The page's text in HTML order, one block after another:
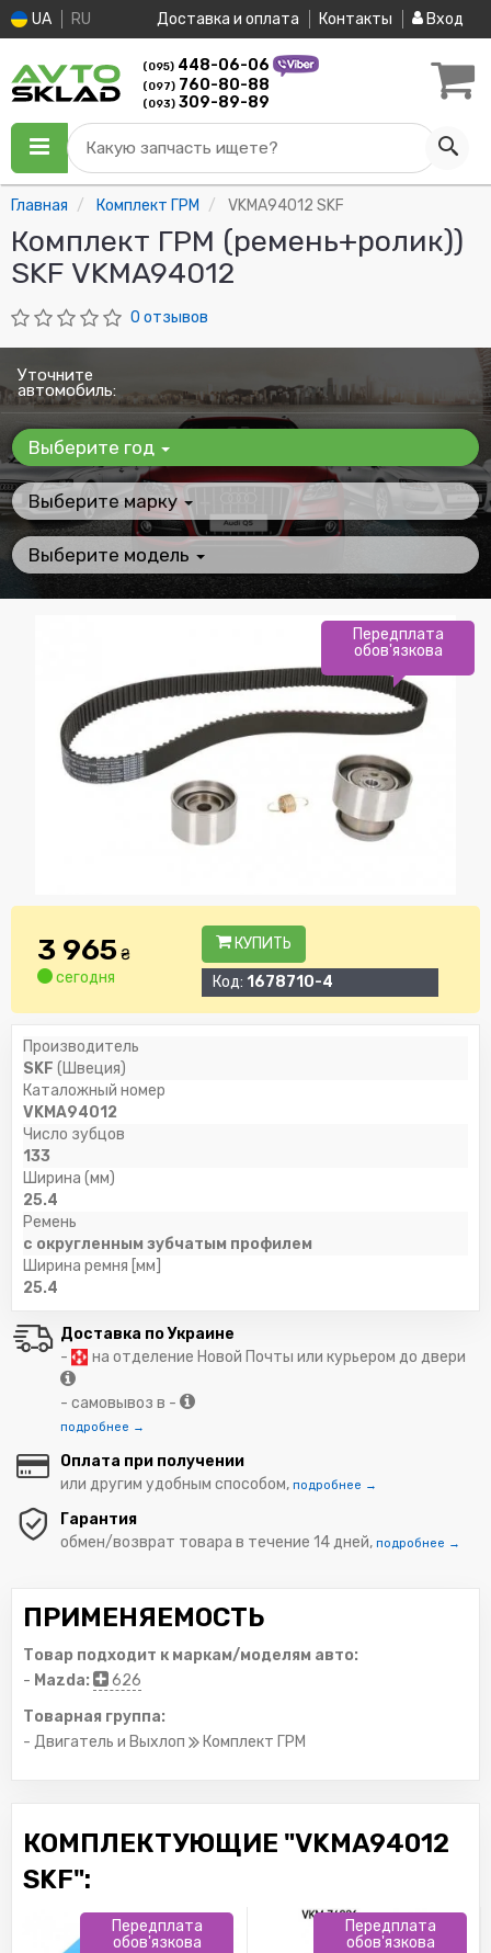
UA RU Доставка и оплата Контакты Вход
(095) 448-06-06
(097) 760-80-88
(093) 309-89-89
Какую запчасть ищете?
Главная Комплект ГРМ VKMA94012 SKF
Комплект ГРМ (ремень+ролик))
SKF VKMA94012
0 отзывов
Уточните
автомобиль:
Выберите год
Выберите марку
Выберите модель
Передплата
обов'язкова
3 965₴
сегодня
КУПИТЬ
Код: 1678710-4
Производитель
SKF (Швеция)
Каталожный номер
VKMA94012
Число зубцов
133
Ширина (мм)
25.4
Ремень
с округленным зубчатым профилем
Ширина ремня [мм]
25.4
Доставка по Украине
-
на отделение Новой Почты или курьером до двери
- самовывоз в -
подробнее →
Оплата при получении
или другим удобным способом, подробнее →
Гарантия
обмен/возврат товара в течение 14 дней, подробнее →
ПРИМЕНЯЕМОСТЬ
Товар подходит к маркам/моделям авто:
- Mazda:
626
Товарная группа:
- Двигатель и Выхлоп
Комплект ГРМ
КОМПЛЕКТУЮЩИЕ "VKMA94012
SKF":
Передплата
обов'язкова
Передплата
обов'язкова